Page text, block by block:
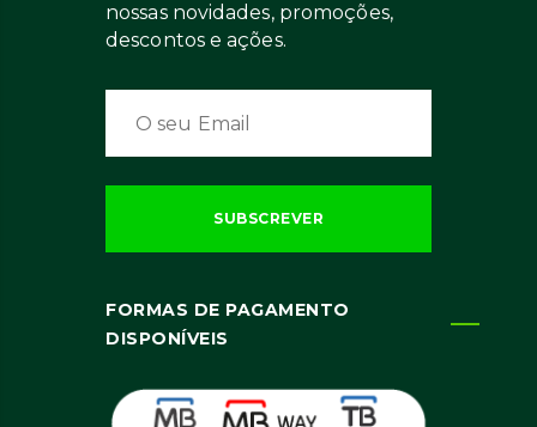
nossas novidades, promoções,
descontos e ações.
FORMAS DE PAGAMENTO
DISPONÍVEIS